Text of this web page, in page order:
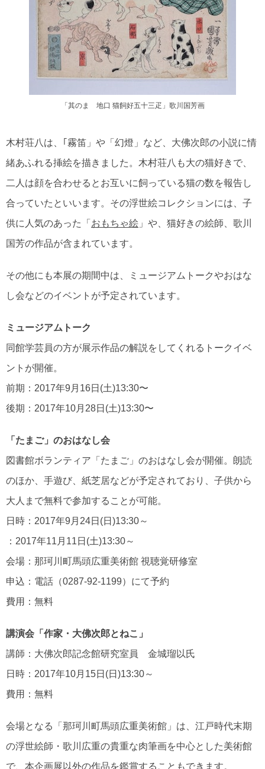
「其のまゝ地口 猫飼好五十三疋」歌川国芳画
木村荘八は、｢霧笛」や「幻燈」など、大佛次郎の小説に情
緒あふれる挿絵を描きました。木村荘八も大の猫好きで、
二人は顔を合わせるとお互いに飼っている猫の数を報告し
合っていたといいます。その浮世絵コレクションには、子
供に人気のあった「 おもちゃ絵 」や、猫好きの絵師、歌川
国芳の作品が含まれています。
その他にも本展の期間中は、ミュージアムトークやおはな
し会などのイベントが予定されています。
ミュージアムトーク
同館学芸員の方が展示作品の解説をしてくれるトークイベ
ントが開催。
前期：2017年9月16日(土)13:30〜
後期：2017年10月28日(土)13:30〜
「たまご」のおはなし会
図書館ボランティア「たまご」のおはなし会が開催。朗読
のほか、手遊び、紙芝居などが予定されており、子供から
大人まで無料で参加することが可能。
日時：2017年9月24日(日)13:30～
：2017年11月11日(土)13:30～
会場：那珂川町馬頭広重美術館 視聴覚研修室
申込：電話（0287-92-1199）にて予約
費用：無料
講演会「作家・大佛次郎とねこ」
講師：大佛次郎記念館研究室員 金城瑠以氏
日時：2017年10月15日(日)13:30～
費用：無料
会場となる「那珂川町馬頭広重美術館」は、江戸時代末期
の浮世絵師・歌川広重の貴重な肉筆画を中心とした美術館
で、本企画展以外の作品を鑑賞することもできます。